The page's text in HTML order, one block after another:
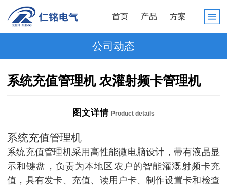
首页 产品 方案
公司动态
系统充值管理机 农灌射频卡管理机
图文详情 Product details
系统充值管理机
系统充值管理机采用高性能微电脑设计，带有液晶显
示和键盘，负责为本地区农户的智能灌溉射频卡充
值，具有发卡、充值、读用户卡、制作设置卡和检查